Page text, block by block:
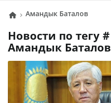
Амандык Баталов
Новости по тегу #
Амандык Баталов